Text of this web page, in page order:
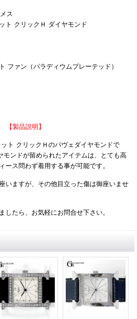
ス
ト クリックＨ ダイヤモンド
ファン（パラディウムプレーテッド）
【製品説明】
ト クリックＨのパヴェダイヤモンドで
モンドが留められたアイテムは、とても高
ース問わず着用する事が可能です。
いますが、その他目立った傷は御座いませ
したら、お気軽にお問合せ下さい。